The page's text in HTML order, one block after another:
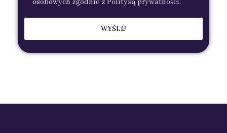
osobowych zgodnie z Polityką prywatności.